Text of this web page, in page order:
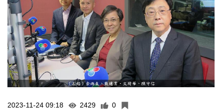
2023-11-24 09:18 2429 0